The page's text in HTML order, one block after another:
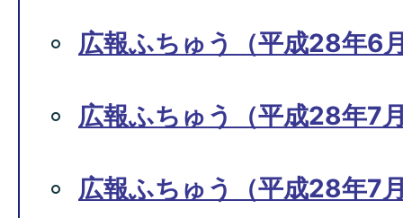
広報ふちゅう（平成28年6
広報ふちゅう（平成28年7
広報ふちゅう（平成28年7